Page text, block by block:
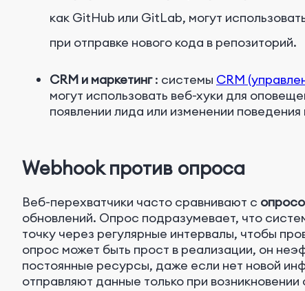
как GitHub или GitLab, могут
при отправке нового кода в репозиторий.
CRM и маркетинг: системы CRM
могут использовать веб-хуки для
появлении лида или изменении поведения
Webhook против опроса
Веб-перехватчики часто сравнивают с
обновлений. Опрос подразумевает, что
точку через регулярные интервалы, чтобы
опрос может быть прост в реализации, он
постоянные ресурсы, даже если нет новой
отправляют данные только при